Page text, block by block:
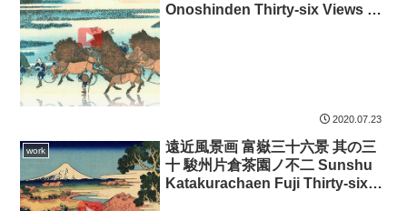
Onoshinden Thirty-six Views of
2020.07.23
work
遠近風景画 富嶽三十六景 其の三
十 駿州片倉茶園ノ不二 Sunshu
Katakurachaen Fuji Thirty-six